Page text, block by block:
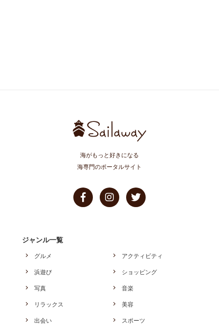
海がもっと好きになる
海専門のポータルサイト
ジャンル一覧
グルメ アクティビティ
浜遊び ショッピング
写真 音楽
リラックス 美容
出会い スポーツ